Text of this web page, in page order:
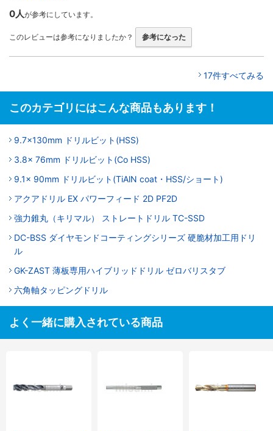
0人が参考にしています。
このレビューは参考になりましたか？ 参考になった
17件すべてみる
このカテゴリにはこんな商品もあります！
9.7x130mm ドリルビット(HSS)
3.8x 76mm ドリルビット(Co HSS)
9.1x 90mm ドリルビット(TiAlN coat・HSS/ショート)
アクアドリル EX パワーフィード 2D PF2D
強力錐丸（キリマル） ストレートドリル TC-SSD
DC-BSS ダイヤモンドコーティングシリーズ 硬脆材加工用ドリ
ル
GK-ZAST 薄板専用ハイブリッドドリル ゼロバリスタブ
六角軸タッピングドリル
よく一緒に購入されている商品